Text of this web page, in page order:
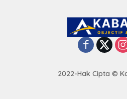
2022-Hak Cipta ©